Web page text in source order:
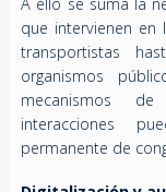
A ello se suma la
que intervienen
transportistas
organismos
mecanismos
interacciones
permanente de